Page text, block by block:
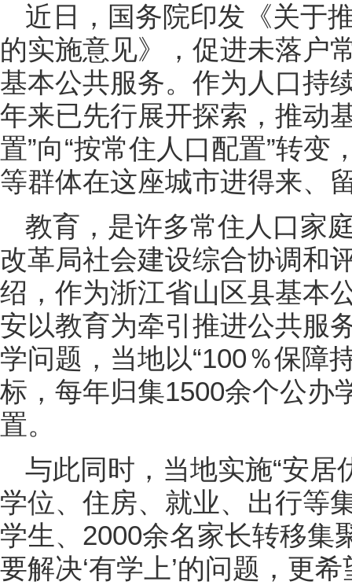
近日，国务院印发《关于
的实施意见》，促进未落户
基本公共服务。作为人口持
年来已先行展开探索，推动
置”向“按常住人口配置”转
等群体在这座城市进得来、
教育，是许多常住人口家
改革局社会建设综合协调和
绍，作为浙江省山区县基本
安以教育为牵引推进公共服
学问题，当地以“100％保障
标，每年归集1500余个公办
置。
与此同时，当地实施“安居
学位、住房、就业、出行等
学生、2000余名家长转移集
要解决‘有学上’的问题，更